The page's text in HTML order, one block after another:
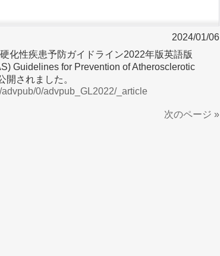
2024/01/06
化性疾患予防ガイドライン2022年版英語版
Guidelines for Prevention of Atherosclerotic
されました。
0/advpub_GL2022/_article
次のページ »